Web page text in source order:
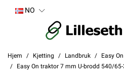
NO
Hjem Kjetting Landbruk
Easy
Easy On traktor 7 mm U-brodd 540/65-